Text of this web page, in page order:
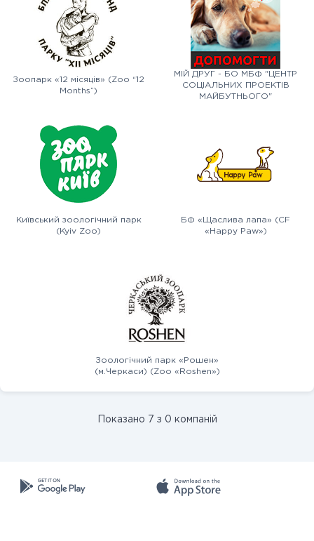
Зоопарк «12 місяців» (Zoo “12
Months”)
МІЙ ДРУГ - БО МБФ "ЦЕНТР
СОЦІАЛЬНИХ ПРОЕКТІВ
МАЙБУТНЬОГО"
Київський зоологічний парк
(Kyiv Zoo)
БФ «Щаслива лапа» (CF
«Happy Paw»)
Зоологічний парк «Рошен»
(м.Черкаси) (Zoo «Roshen»)
Показано 7 з 0 компаній